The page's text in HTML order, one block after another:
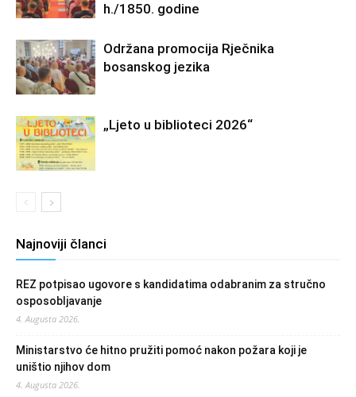
h./1850. godine
Održana promocija Rječnika
bosanskog jezika
„Ljeto u biblioteci 2026“
Najnoviji članci
REZ potpisao ugovore s kandidatima odabranim za stručno
osposobljavanje
4. Augusta 2026.
Ministarstvo će hitno pružiti pomoć nakon požara koji je
uništio njihov dom
4. Augusta 2026.